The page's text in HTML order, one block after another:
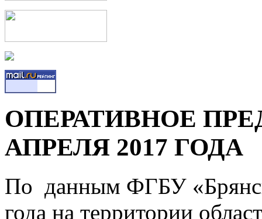
ОПЕРАТИВНОЕ
АПРЕЛЯ 2017 ГОДА
По данным ФГБУ
года на территории